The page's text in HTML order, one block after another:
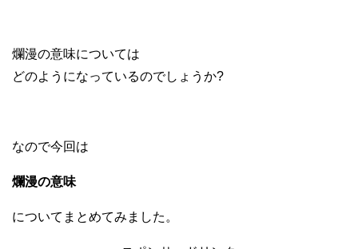
爛漫の意味については
どのようになっているのでしょうか?
なので今回は
爛漫の意味
についてまとめてみました。